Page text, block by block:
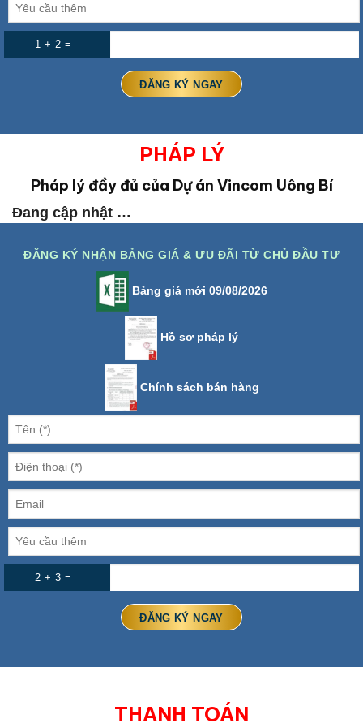
1 + 2 =
PHÁP LÝ
Pháp lý đầy đủ của Dự án Vincom Uông Bí
Đang cập nhật …
ĐĂNG KÝ NHẬN BẢNG GIÁ & ƯU ĐÃI TỪ CHỦ ĐẦU TƯ
Bảng giá mới 09/08/2026
Hồ sơ pháp lý
Chính sách bán hàng
2 + 3 =
THANH TOÁN